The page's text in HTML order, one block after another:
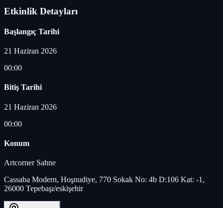
Etkinlik Detayları
Başlangıç Tarihi
21 Haziran 2026
00:00
Bitiş Tarihi
21 Haziran 2026
00:00
Konum
Artcorner Sahne
Cassaba Modern, Hoşnudiye, 770 Sokak No: 4b D:106 Kat: -1,
26000 Tepebaşı/eskişehir